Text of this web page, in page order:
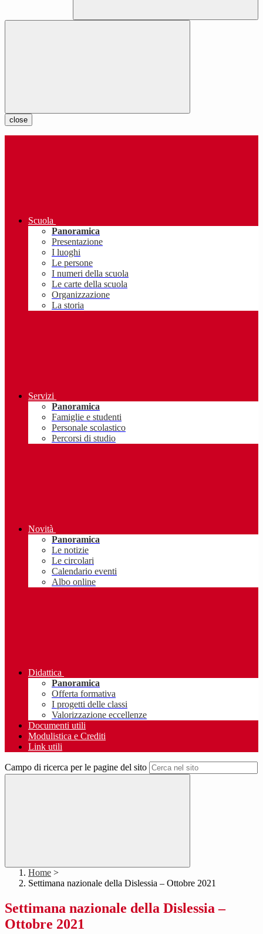
close
Scuola
Panoramica
Presentazione
I luoghi
Le persone
I numeri della scuola
Le carte della scuola
Organizzazione
La storia
Servizi
Panoramica
Famiglie e studenti
Personale scolastico
Percorsi di studio
Novità
Panoramica
Le notizie
Le circolari
Calendario eventi
Albo online
Didattica
Panoramica
Offerta formativa
I progetti delle classi
Valorizzazione eccellenze
Documenti utili
Modulistica e Crediti
Link utili
Campo di ricerca per le pagine del sito
Home >
Settimana nazionale della Dislessia – Ottobre 2021
Settimana nazionale della Dislessia –
Ottobre 2021